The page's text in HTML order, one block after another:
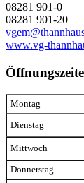
08281 901-0
08281 901-20
www.vg-
Montag
Dienstag
Mittwoch
Donnerstag